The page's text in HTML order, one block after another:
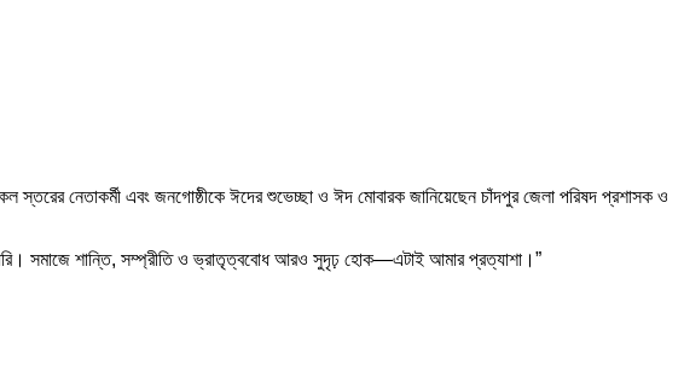
স্তরের নেতাকর্মী এবং জনগোষ্ঠীকে ঈদের শুভেচ্ছা ও ঈদ মোবারক জানিয়েছেন চাঁদপুর জেলা পরিষদ প্রশাসক ও
পারি। সমাজে শান্তি, সম্প্রীতি ও ভ্রাতৃত্ববোধ আরও সুদৃঢ় হোক—এটাই আমার প্রত্যাশা।”